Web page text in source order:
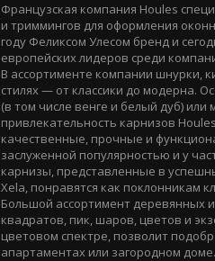
Французская компания Houles
и триммингов для оформления
году Феликсом Улесом бренд и
европейских лидеров среди
В ассортименте компании шнурки,
стилях — от классики до модерна.
(в том числе венге и белый дуб)
привлекательность карнизов
качественные, прочные и
заслуженной популярностью и у
карнизы, представленные в
Xela, понравятся как поклонникам
Большой ассортимент деревянных
квадратов, пик, шаров, цветов и
цветовом спектре, позволит
апартаментах или загородном доме.